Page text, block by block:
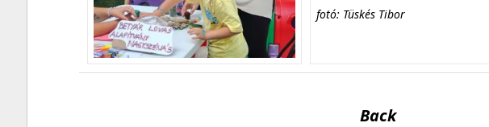
fotó: Tüskés Tibor
Back